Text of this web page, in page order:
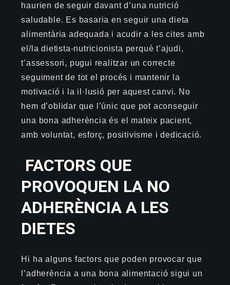
haurien de seguir davant d’una nutrició
saludable. Es basaria en seguir una dieta
alimentària adequada i acudir a les cites amb
el/la dietista-nutricionista perquè t’ajudi,
t’assessori, pugui realitzar un correcte
seguiment de tot el procés i mantenir la
motivació i la il·lusió per aquest canvi. No
hem d’oblidar que l’únic que pot aconseguir
una bona adherència és el mateix pacient,
amb voluntat, esforç, positivisme i dedicació.
FACTORS QUE
PROVOQUEN LA NO
ADHERÈNCIA A LES
DIETES
Hi ha alguns factors que poden provocar que
l’adherència a una bona alimentació sigui un